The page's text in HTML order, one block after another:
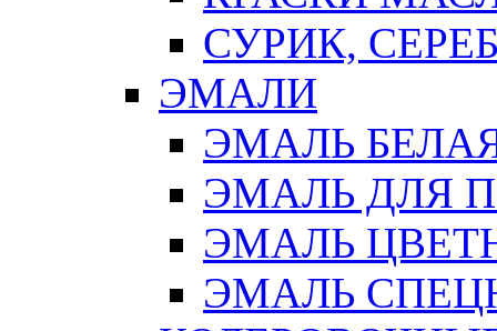
СУРИК,
ЭМАЛИ
ЭМАЛЬ
ЭМАЛЬ ДЛЯ
ЭМАЛЬ
ЭМАЛЬ